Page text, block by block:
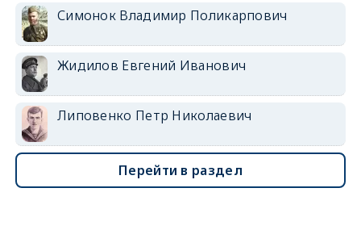
Симонок Владимир Поликарпович
Жидилов Евгений Иванович
Липовенко Петр Николаевич
Перейти в раздел